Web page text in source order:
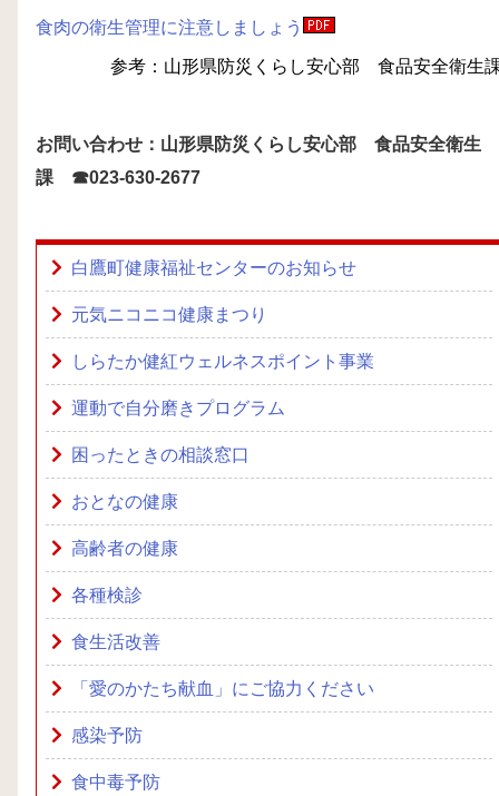
食肉の衛生管理に注意しましょう
参考：山形県防災くらし安心部 食品安全衛生
お問い合わせ： 山形県防災くらし安心部 食品安全衛生
課 ☎023-630-2677
白鷹町健康福祉センターのお知らせ
元気ニコニコ健康まつり
しらたか健紅ウェルネスポイント事業
運動で自分磨きプログラム
困ったときの相談窓口
おとなの健康
高齢者の健康
各種検診
食生活改善
「愛のかたち献血」にご協力ください
感染予防
食中毒予防